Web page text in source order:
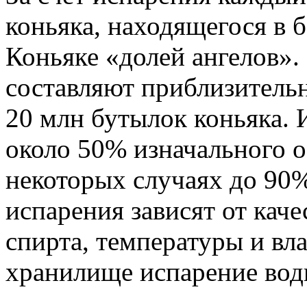
коньяка, находящегося в
Коньяке «долей
составляют
20 млн бутылок коньяка.
около 50% изначального
некоторых случаях до
испарения зависят от
спирта, температуры и
хранилище испарение